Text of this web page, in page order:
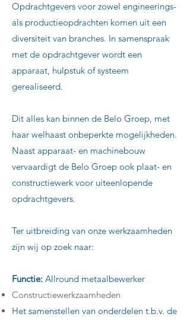
Opdrachtgevers voor zowel engineerings-
als productieopdrachten komen uit een
diversiteit van branches. In samenspraak
met de opdrachtgever wordt een
apparaat, hulpstuk of systeem
gerealiseerd.
Dit alles kan binnen de Belo Groep, met
haar welhaast onbeperkte mogelijkheden.
Naast apparaat- en machinebouw
vervaardigt de Belo Groep ook plaat- en
constructiewerk voor uiteenlopende
opdrachtgevers.
Ter uitbreiding van onze werkzaamheden
zijn wij op zoek naar:
Functie: Allround metaalbewerker
Constructiewerkzaamheden
Het samenstellen van onderdelen t.b.v. de